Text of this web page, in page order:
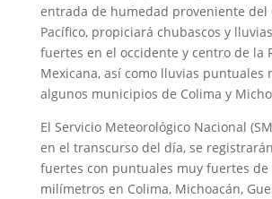
entrada de humedad proveniente del
Pacífico, propiciará chubascos y
fuertes en el occidente y centro de la
Mexicana, así como lluvias puntuales
algunos municipios de Colima y
El Servicio Meteorológico Nacional
en el transcurso del día, se
fuertes con puntuales muy fuertes de
milímetros en Colima, Michoacán,